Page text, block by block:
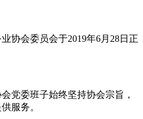
协会委员会于2019年6月28日正
党委班子始终坚持协会宗旨，
服务。